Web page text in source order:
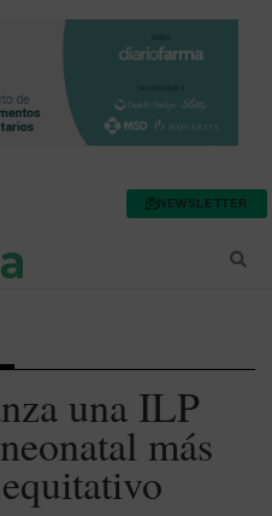
NEWSLETTER
una ILP
más